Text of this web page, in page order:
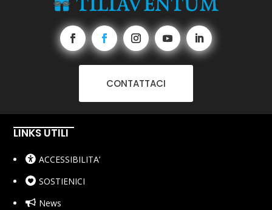
CONTATTACI
LINKS UTILI
ACCESSIBILITA’
SOSTIENICI
News